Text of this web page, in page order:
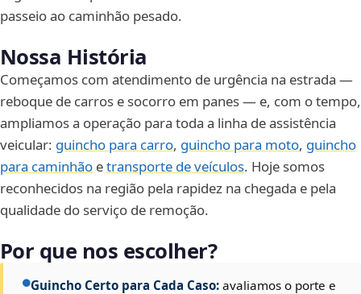
passeio ao caminhão pesado.
Nossa História
Começamos com atendimento de urgência na estrada —
reboque de carros e socorro em panes — e, com o tempo,
ampliamos a operação para toda a linha de assistência
veicular: guincho para carro, guincho para moto, guincho
para caminhão etransporte de veículos. Hoje somos
reconhecidos na região pela rapidez na chegada e pela
qualidade do serviço de remoção.
Por que nos escolher?
Guincho Certo para Cada Caso: avaliamos o porte e